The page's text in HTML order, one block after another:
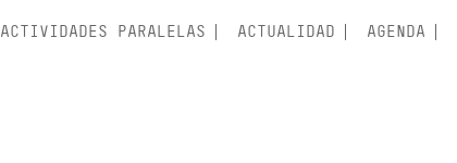
ACTIVIDADES PARALELAS ACTUALIDAD AGENDA